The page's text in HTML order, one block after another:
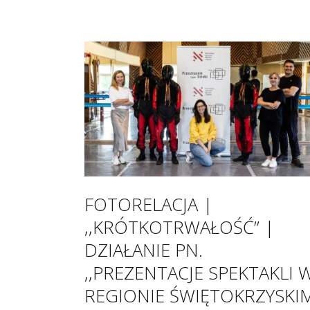
FOTORELACJA |
,,KRÓTKOTRWAŁOŚĆ” |
DZIAŁANIE PN.
,,PREZENTACJE SPEKTAKLI
REGIONIE